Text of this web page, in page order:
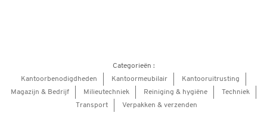
Categorieën :
Kantoorbenodigdheden
Kantoormeubilair
Kantooruitrusting
Magazijn & Bedrijf
Milieutechniek Reiniging & hygiëne
Techniek
Transport
Verpakken & verzenden